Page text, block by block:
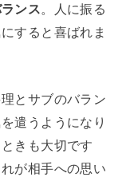
ンス。人に振る
すると喜ばれま
とサブのバラン
遣うようになり
きも大切です
が相手への思い